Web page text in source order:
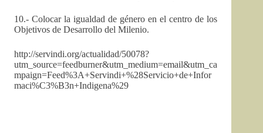
10.- Colocar la igualdad de género en el centro de los
Objetivos de Desarrollo del Milenio.
http://servindi.org/actualidad/50078?
utm_source=feedburner&utm_medium=email&utm_ca
mpaign=Feed%3A+Servindi+%28Servicio+de+Infor
maci%C3%B3n+Indigena%29